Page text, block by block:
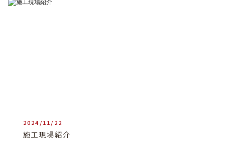
2024/11/22
施工現場紹介